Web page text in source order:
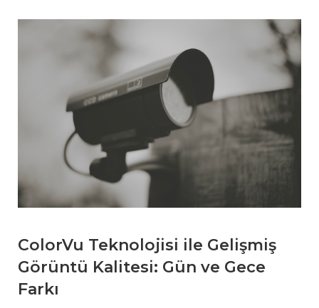
ColorVu Teknolojisi ile Gelişmiş
Görüntü Kalitesi: Gün ve Gece
Farkı